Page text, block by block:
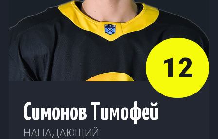
Симонов Тимофей
НАПАДАЮЩИЙ
12